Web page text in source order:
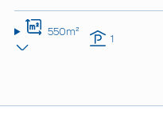
550m² 1